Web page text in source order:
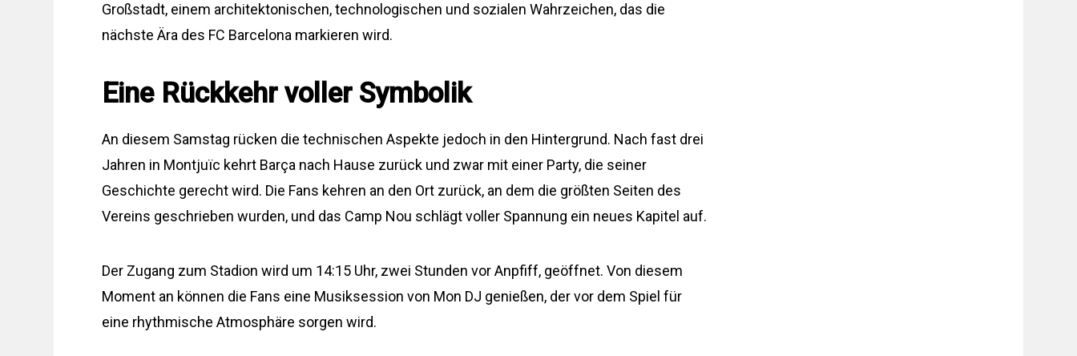
Großstadt, einem architektonischen, technologischen und sozialen Wahrzeichen, das die
nächste Ära des FC Barcelona markieren wird.
Eine Rückkehr voller Symbolik
An diesem Samstag rücken die technischen Aspekte jedoch in den Hintergrund. Nach fast drei
Jahren in Montjuïc kehrt Barça nach Hause zurück und zwar mit einer Party, die seiner
Geschichte gerecht wird. Die Fans kehren an den Ort zurück, an dem die größten Seiten des
Vereins geschrieben wurden, und das Camp Nou schlägt voller Spannung ein neues Kapitel auf.
Der Zugang zum Stadion wird um 14:15 Uhr, zwei Stunden vor Anpfiff, geöffnet. Von diesem
Moment an können die Fans eine Musiksession von Mon DJ genießen, der vor dem Spiel für
eine rhythmische Atmosphäre sorgen wird.